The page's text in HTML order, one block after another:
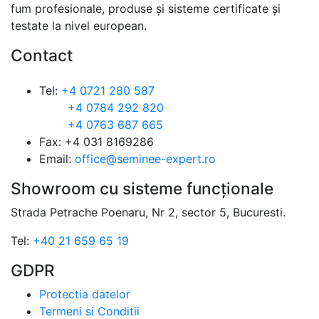
fum profesionale, produse și sisteme certificate și
testate la nivel european.
Contact
Tel: +4 0721 280 587
+4 0784 292 820
+4 0763 687 665
Fax: +4 031 8169286
Email: office@seminee-expert.ro
Showroom cu sisteme funcționale
Strada Petrache Poenaru, Nr 2, sector 5, Bucuresti.
Tel: +40 21 659 65 19
GDPR
Protectia datelor
Termeni si Conditii